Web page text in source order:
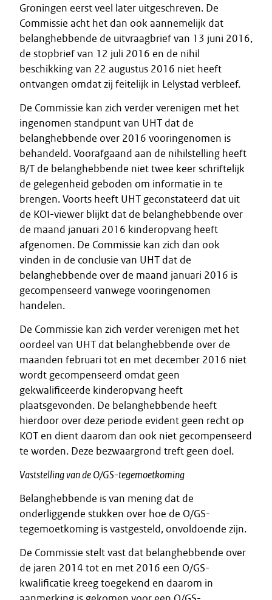
Groningen eerst veel later uitgeschreven. De
Commissie acht het dan ook aannemelijk dat
belanghebbende de uitvraagbrief van 13 juni 2016,
de stopbrief van 12 juli 2016 en de nihil
beschikking van 22 augustus 2016 niet heeft
ontvangen omdat zij feitelijk in Lelystad verbleef.
De Commissie kan zich verder verenigen met het
ingenomen standpunt van UHT dat de
belanghebbende over 2016 vooringenomen is
behandeld. Voorafgaand aan de nihilstelling heeft
B/T de belanghebbende niet twee keer schriftelijk
de gelegenheid geboden om informatie in te
brengen. Voorts heeft UHT geconstateerd dat uit
de KOI-viewer blijkt dat de belanghebbende over
de maand januari 2016 kinderopvang heeft
afgenomen. De Commissie kan zich dan ook
vinden in de conclusie van UHT dat de
belanghebbende over de maand januari 2016 is
gecompenseerd vanwege vooringenomen
handelen.
De Commissie kan zich verder verenigen met het
oordeel van UHT dat belanghebbende over de
maanden februari tot en met december 2016 niet
wordt gecompenseerd omdat geen
gekwalificeerde kinderopvang heeft
plaatsgevonden. De belanghebbende heeft
hierdoor over deze periode evident geen recht op
KOT en dient daarom dan ook niet gecompenseerd
te worden. Deze bezwaargrond treft geen doel.
Vaststelling van de O/GS-tegemoetkoming
Belanghebbende is van mening dat de
onderliggende stukken over hoe de O/GS-
tegemoetkoming is vastgesteld, onvoldoende zijn.
De Commissie stelt vast dat belanghebbende over
de jaren 2014 tot en met 2016 een O/GS-
kwalificatie kreeg toegekend en daarom in